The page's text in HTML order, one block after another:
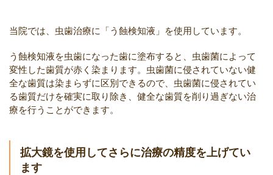
当院では、虫歯治療に「う蝕検知液」を使用しています。
う蝕検知液を虫歯になった歯に塗布すると、虫歯菌によって
変性した歯質が赤く染まります。虫歯菌に侵されていない健
全な歯質は染まらずに区別できるので、虫歯菌に侵されてい
る歯質だけを確実に取り除き、健全な歯質を削り過ぎない治
療を行うことができます。
拡大鏡を使用してさらに治療の精度を上げてい
ます